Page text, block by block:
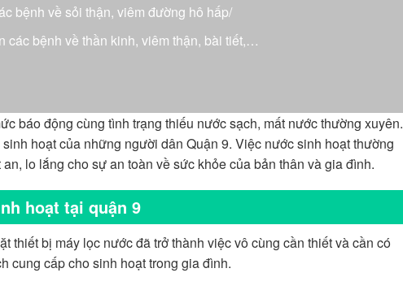
bệnh về sỏi thận, viêm đường hô hấp/
bệnh về thần kinh, viêm thận, bài tiết,…
báo động cùng tình trạng thiếu nước sạch, mất nước thường xuyên.
hoạt của những người dân Quận 9. Việc nước sinh hoạt thường
lo lắng cho sự an toàn về sức khỏe của bản thân và gia đình.
hoạt tại quận 9
thiết bị máy lọc nước đã trở thành việc vô cùng cần thiết và cần có
cung cấp cho sinh hoạt trong gia đình.